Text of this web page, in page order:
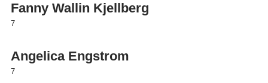
Fanny Wallin Kjellberg
7
Angelica Engstrom
7